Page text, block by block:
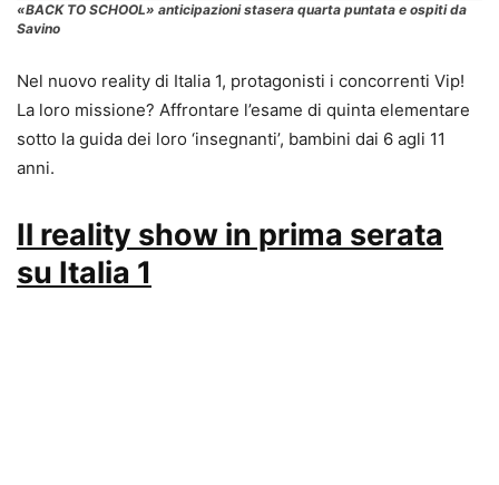
«BACK TO SCHOOL» anticipazioni stasera quarta puntata e ospiti da
Savino
Nel nuovo reality di Italia 1, protagonisti i concorrenti Vip!
La loro missione? Affrontare l’esame di quinta elementare
sotto la guida dei loro ‘insegnanti’, bambini dai 6 agli 11
anni.
Il reality show in prima serata
su Italia 1